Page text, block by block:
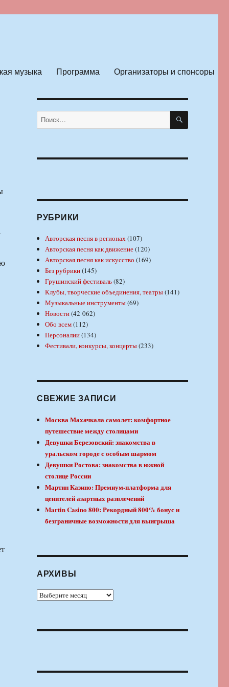
музыка Программа Организаторы и спонсоры
Искать: ПОИСК
РУБРИКИ
Авторская песня в регионах(107)
Авторская песня как движение(120)
Авторская песня как искусство (169)
Без рубрики(145)
Грушинский фестиваль(82)
Клубы, творческие объединения, театры(141)
Музыкальные инструменты(69)
Новости(42 062)
Обо всем(112)
Персоналии(134)
Фестивали, конкурсы, концерты(233)
СВЕЖИЕ ЗАПИСИ
Москва Махачкала самолет: комфортное
путешествие между столицами
Девушки Березовский: знакомства в
уральском городе с особым шармом
Девушки Ростова: знакомства в южной
столице России
Мартин Казино: Премиум-платформа для
ценителей азартных развлечений
Martin Casino 800: Рекордный 800% бонус и
безграничные возможности для выигрыша
АРХИВЫ
Архивы